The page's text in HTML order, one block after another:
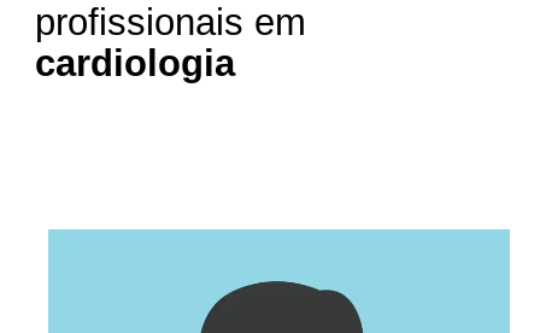
profissionais em
cardiologia